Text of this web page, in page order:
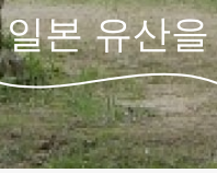
일본 유산